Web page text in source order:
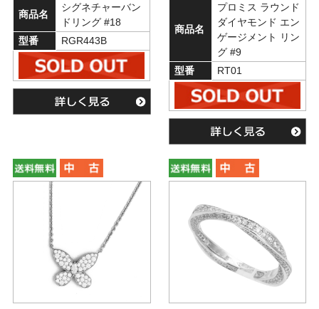
商品名
シグネチャーバン
ドリング #18
型番
RGR443B
商品名
プロミス ラウンド
ダイヤモンド エン
ゲージメント リン
グ #9
型番
RT01